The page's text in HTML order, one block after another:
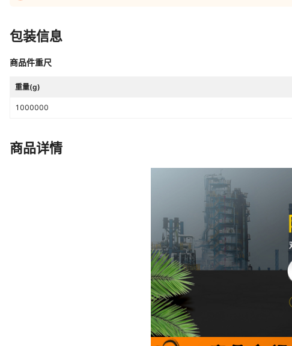
包装信息
商品件重尺
重量(g)
1000000
商品详情